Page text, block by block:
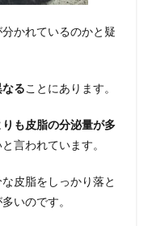
かれているのかと疑
ることにあります。
も皮脂の分泌量が多
言われています。
皮脂をしっかり落と
いのです。